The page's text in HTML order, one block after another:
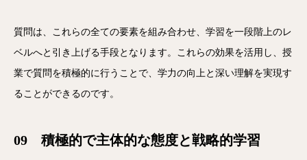
質問は、これらの全ての要素を組み合わせ、学習を一段階上のレ
ベルへと引き上げる手段となります。これらの効果を活用し、授
業で質問を積極的に行うことで、学力の向上と深い理解を実現す
ることができるのです。
09 積極的で主体的な態度と戦略的学習